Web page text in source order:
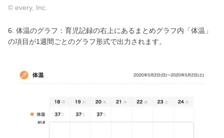
© every, Inc.
6. 体温のグラフ：育児記録の右上にあるまとめグラフ内「体温」
の項目が1週間ごとのグラフ形式で出力されます。